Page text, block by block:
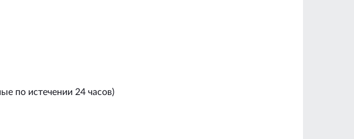
по истечении 24 часов)